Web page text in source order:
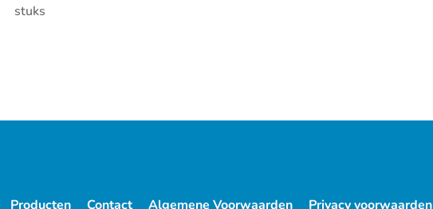
stuks
Producten Contact Algemene Voorwaarden Privacy voorwaarden